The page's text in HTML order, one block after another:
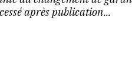
après publication...